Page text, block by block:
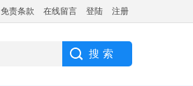
免责条款 在线留言 登陆 注册